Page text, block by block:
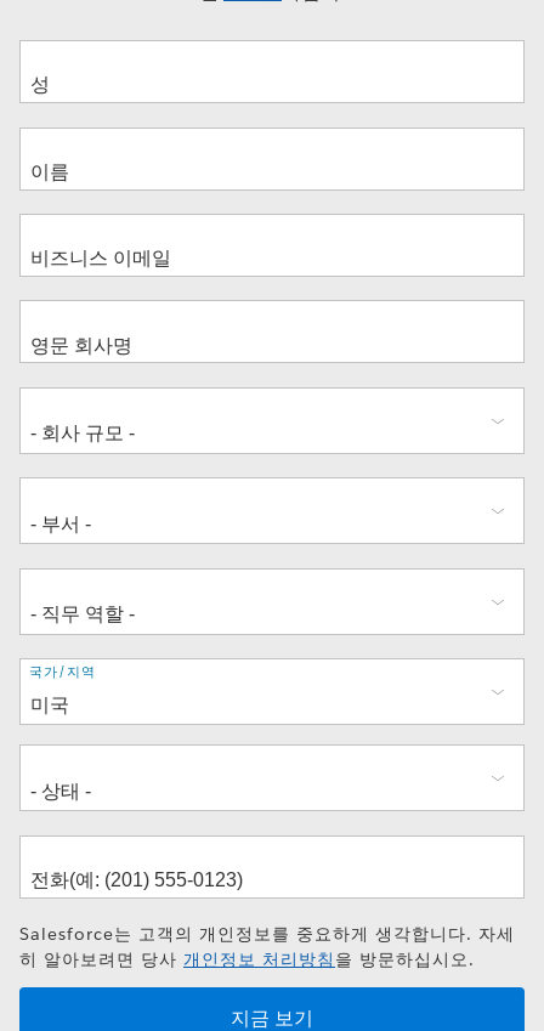
주
소
국가/지역
Salesforce는 고객의 개인정보를 중요하게 생각합니다. 자세
히 알아보려면 당사 개인정보 처리방침 을 방문하십시오.